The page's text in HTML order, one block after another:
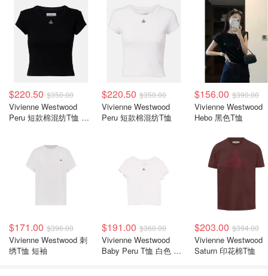
$220.50 $350.00
Vivienne Westwood
Peru 短款棉混纺T恤 黑
$220.50 $350.00
Vivienne Westwood
Peru 短款棉混纺T恤
$156.00 $390.00
Vivienne Westwood
Hebo 黑色T恤
$171.00 $396.00
Vivienne Westwood 刺
绣T恤 短袖
$191.00 $360.00
Vivienne Westwood
Baby Peru T恤 白色 M
$203.00 $394.00
Vivienne Westwood
Saturn 印花棉T恤